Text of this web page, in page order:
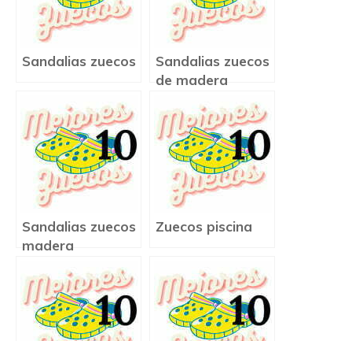
Sandalias zuecos
Sandalias zuecos
de madera
Sandalias zuecos
madera
Zuecos piscina